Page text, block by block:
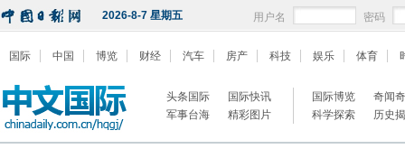
2026-8-7 星期五 用户名 密码
国际 中国 博览 财经 汽车 房产 科技 娱乐 体育
头条国际
国际快讯
军事台海
精彩图片
国际博览
奇闻
科学探索
历史